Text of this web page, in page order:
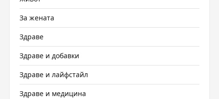
За жената
Здраве
Здраве и добавки
Здраве и лайфстайл
Здраве и медицина